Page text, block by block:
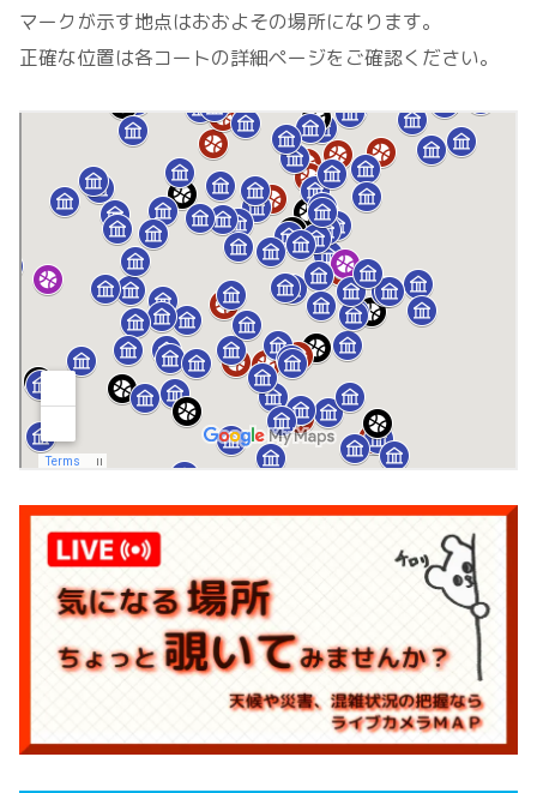
マークが示す地点はおおよその場所になります。
正確な位置は各コートの詳細ページをご確認ください。